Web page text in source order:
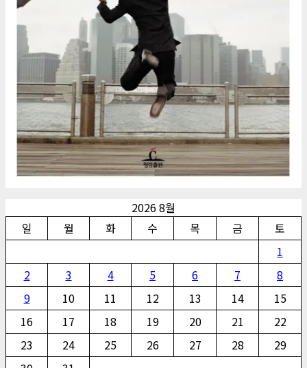
2026 8월
일
월 화 수 목 금
토
1
2
3 4 5 6 7
8
9
10 11 12 13 14
15
16
17 18 19 20 21
22
23
24 25 26 27 28
29